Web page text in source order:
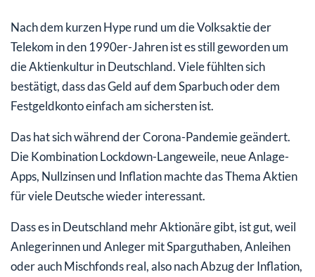
Nach dem kurzen Hype rund um die Volksaktie der
Telekom in den 1990er-Jahren ist es still geworden um
die Aktienkultur in Deutschland. Viele fühlten sich
bestätigt, dass das Geld auf dem Sparbuch oder dem
Festgeldkonto einfach am sichersten ist.
Das hat sich während der Corona-Pandemie geändert.
Die Kombination Lockdown-Langeweile, neue Anlage-
Apps, Nullzinsen und Inflation machte das Thema Aktien
für viele Deutsche wieder interessant.
Dass es in Deutschland mehr Aktionäre gibt, ist gut, weil
Anlegerinnen und Anleger mit Sparguthaben, Anleihen
oder auch Mischfonds real, also nach Abzug der Inflation,